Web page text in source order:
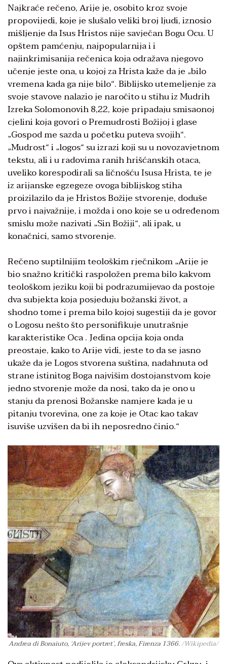
Najkraće rečeno, Arije je, osobito kroz svoje
propovijedi, koje je slušalo veliki broj ljudi, iznosio
mišljenje da Isus Hristos nije savječan Bogu Ocu. U
opštem pamćenju, najpopularnija i i
najinkrimisanija rečenica koja odražava njegovo
učenje jeste ona, u kojoj za Hrista kaže da je „bilo
vremena kada ga nije bilo“. Biblijsko utemeljenje za
svoje stavove nalazio je naročito u stihu iz Mudrih
Izreka Solomonovih 8,22, koje pripadaju smisaonoj
cjelini koja govori o Premudrosti Božijoj i glase
„Gospod me sazda u početku puteva svojih“.
„Mudrost“ i „logos“ su izrazi koji su u novozavjetnom
tekstu, ali i u radovima ranih hrišćanskih otaca,
uveliko korespodirali sa ličnošću Isusa Hrista, te je
iz arijanske egzegeze ovoga biblijskog stiha
proizilazilo da je Hristos Božije stvorenje, doduše
prvo i najvažnije, i možda i ono koje se u određenom
smislu može nazivati „Sin Božiji“, ali ipak, u
konačnici, samo stvorenje.
Rečeno suptilnijim teološkim rječnikom „Arije je
bio snažno kritički raspoložen prema bilo kakvom
teološkom jeziku koji bi podrazumijevao da postoje
dva subjekta koja posjeduju božanski život, a
shodno tome i prema bilo kojoj sugestiji da je govor
o Logosu nešto što personifikuje unutrašnje
karakteristike Oca . Jedina opcija koja onda
preostaje, kako to Arije vidi, jeste to da se jasno
ukaže da je Logos stvorena suština, nadahnuta od
strane istinitog Boga najvišim dostojanstvom koje
jedno stvorenje može da nosi, tako da je ono u
stanju da prenosi Božanske namjere kada je u
pitanju tvorevina, one za koje je Otac kao takav
isuviše uzvišen da bi ih neposredno činio.“
Andrea di Bonaiuto, ‘Arijev portret’, freska, Firenza 1366./Wikipedia/